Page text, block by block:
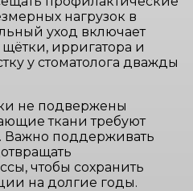
нагрузок в
уход включает
ирригатора и
у стоматолога дважды
не подвержены
ткани требуют
Важно поддерживать
чтобы сохранить
на долгие годы.